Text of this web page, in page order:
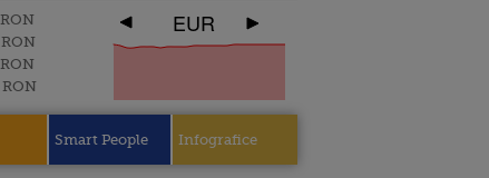
RON
RON
RON
RON
EUR
Smart People Infografice